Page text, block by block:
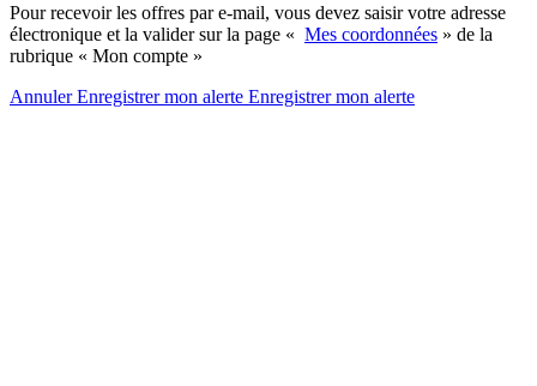
Pour recevoir les offres par e-mail, vous devez saisir votre adresse
électronique et la valider sur la page « Mes coordonnées » de la
rubrique « Mon compte »
AnnulerEnregistrer mon alerte Enregistrermon alerte